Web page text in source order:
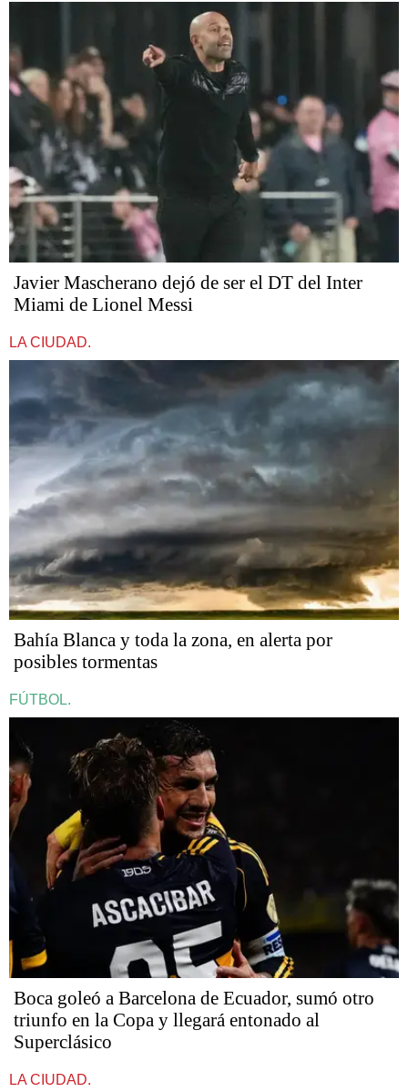
Javier Mascherano dejó de ser el DT del Inter
Miami de Lionel Messi
LA CIUDAD.
Bahía Blanca y toda la zona, en alerta por
posibles tormentas
FÚTBOL.
Boca goleó a Barcelona de Ecuador, sumó otro
triunfo en la Copa y llegará entonado al
Superclásico
LA CIUDAD.